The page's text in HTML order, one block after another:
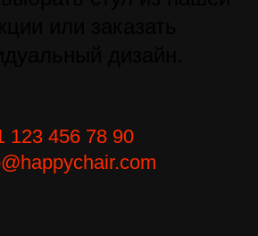
123 456 78 90